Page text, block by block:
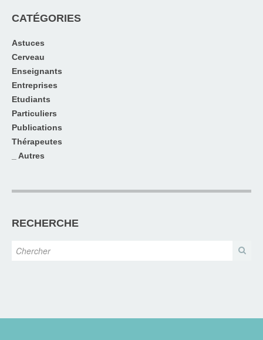
CATÉGORIES
Astuces
Cerveau
Enseignants
Entreprises
Etudiants
Particuliers
Publications
Thérapeutes
_ Autres
RECHERCHE